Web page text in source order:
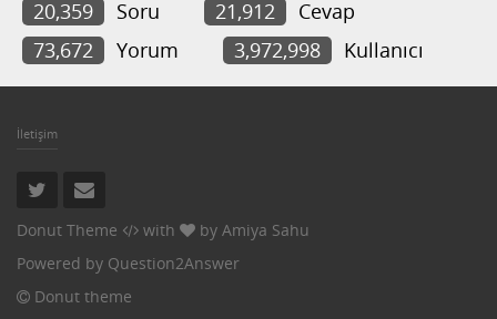
20,359 Soru 21,912
Cevap
73,672
Yorum 3,972,998 Kullanıcı
İletişim
Donut Theme with by Amiya Sahu
Powered by Question2Answer
Donut theme